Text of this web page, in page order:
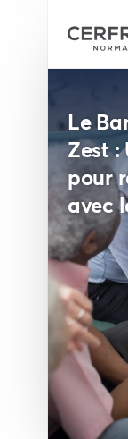
Le
Zest :
pour
avec